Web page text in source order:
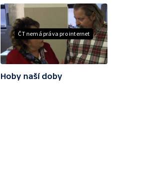
ČT nemá práva pro internet
Hoby naší doby